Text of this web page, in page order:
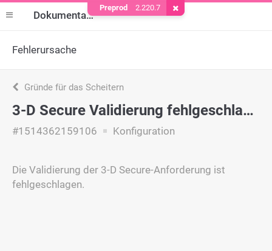
Dokumentation
Fehlerursache
Gründe für das Scheitern
3-D Secure Validierung fehlgeschlagen
#1514362159106 Konfiguration
Die Validierung der 3-D Secure-Anforderung ist
fehlgeschlagen.
Preprod 2.220.7 Cookie entfernen